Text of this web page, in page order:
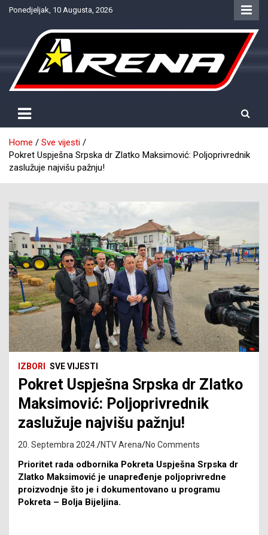
SkipPonedjeljak, 10 Augusta, 2026
NTV Arena
Home
Sve vijesti
Pokret Uspješna Srpska dr Zlatko Maksimović: Poljoprivrednik
zaslužuje najvišu pažnju!
IZBORI SVE VIJESTI
Pokret Uspješna Srpska dr Zlatko
Maksimović: Poljoprivrednik
zaslužuje najvišu pažnju!
20. Septembra 2024. NTV Arena No Comments
Prioritet rada odbornika Pokreta Uspješna Srpska dr
Zlatko Maksimović je unapređenje poljoprivredne
proizvodnje što je i dokumentovano u programu
Pokreta – Bolja Bijeljina.